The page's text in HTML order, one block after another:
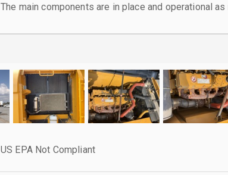
The main components are in place and operational as
US EPA Not Compliant